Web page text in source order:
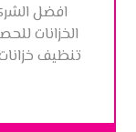
افضل
الخزانات
تنظيف